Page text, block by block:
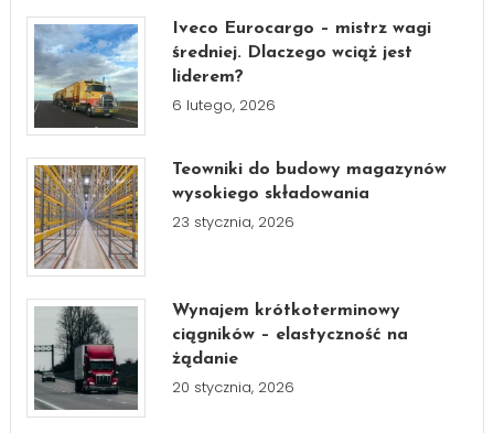
Iveco Eurocargo – mistrz wagi
średniej. Dlaczego wciąż jest
liderem?
6 lutego, 2026
Teowniki do budowy magazynów
wysokiego składowania
23 stycznia, 2026
Wynajem krótkoterminowy
ciągników – elastyczność na
żądanie
20 stycznia, 2026